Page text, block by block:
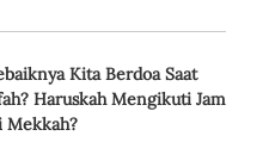
Kita Berdoa Saat
Haruskah Mengikuti Jam
Mekkah?